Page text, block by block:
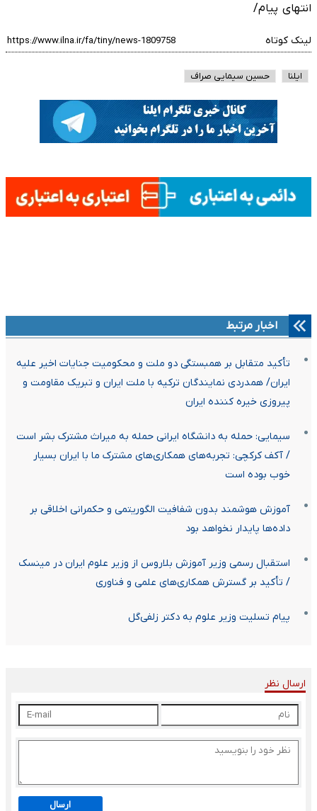
انتهای پیام/
لینک کوتاه
ایلنا حسین سیمایی صراف
اخبار مرتبط
تأکید متقابل بر همبستگی دو ملت و محکومیت جنایات اخیر علیه
ایران/ همدردی نمایندگان ترکیه با ملت ایران و تبریک مقاومت و
پیروزی خیره کننده ایران
سیمایی: حمله به دانشگاه ایرانی حمله به میراث مشترک بشر است
/ آکف کرکچی: تجربه‌های همکاری‌های مشترک ما با ایران بسیار
خوب بوده است
آموزش هوشمند بدون شفافیت الگوریتمی و حکمرانی اخلاقی بر
داده‌ها پایدار نخواهد بود
استقبال رسمی وزیر آموزش بلاروس از وزیر علوم ایران در مینسک
/ تأکید بر گسترش همکاری‌های علمی و فناوری
پیام تسلیت وزیر علوم به دکتر زلفی‌گل
ارسال نظر
ارسال